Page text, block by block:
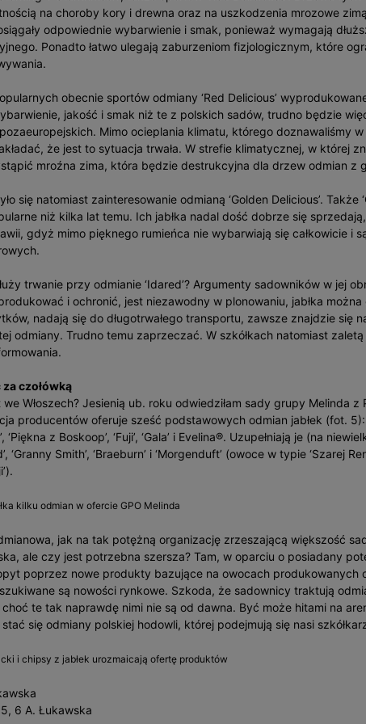
na choroby kory i drewna oraz na uszkodzenia mrozowe
odpowiednie wybarwienie i smak, ponieważ wymagają
Ponadto łatwo ulegają zaburzeniom fizjologicznym, które
obecnie sportów odmiany ‘Red Delicious’
jakość i smak niż te z polskich sadów, trudno będzie
Mimo ocieplania klimatu, którego doznawaliśmy
że jest to sytuacja trwała. W strefie klimatycznej, w której
mroźna zima, która będzie destrukcyjna dla drzew odmian z
się natomiast zainteresowanie odmianą ‘Golden Delicious’. Także
niż kilka lat temu. Ich jabłka nadal dość dobrze się
gdyż mimo pięknego rumieńca nie wybarwiają się całkowicie i
trwanie przy odmianie ‘Idared’? Argumenty sadowników w jej
i ochronić, jest niezawodny w plonowaniu, jabłka
nadają się do długotrwałego transportu, zawsze znajdzie się
odmiany. Trudno temu zaprzeczać. W szkółkach natomiast
za czołówką
we Włoszech? Jesienią ub. roku odwiedziłam sady grupy Melinda z
producentów oferuje sześć podstawowych odmian jabłek (fot. 5):
‘Piękna z Boskoop’, ‘Fuji’, ‘Gala’ i Evelina®. Uzupełniają je (na
‘Granny Smith’, ‘Braeburn’ i ‘Morgenduft’ (owoce w typie ‘Szarej
kilku odmian w ofercie GPO Melinda
jak na tak potężną organizację zrzeszającą większość
ale czy jest potrzebna szersza? Tam, w oparciu o posiadany
poprzez nowe produkty bazujące na owocach produkowanych
są nowości rynkowe. Szkoda, że sadownicy traktują
choć te tak naprawdę nimi nie są od dawna. Być może hitami na
stać się odmiany polskiej hodowli, której podejmują się nasi
i chipsy z jabłek urozmaicają ofertę produktów
6 A. Łukawska